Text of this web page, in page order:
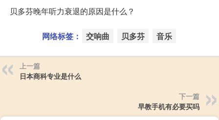
贝多芬晚年听力衰退的原因是什么？
网络标签： 交响曲 贝多芬 音乐
上一篇
日本商科专业是什么
下一篇
早教手机有必要买吗